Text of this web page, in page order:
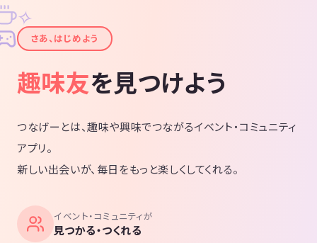
✦
✧
さあ、はじめよう
趣味友を見つけよう
つなげーとは、趣味や興味でつながるイベント・コミュニティ
アプリ。
新しい出会いが、毎日をもっと楽しくしてくれる。
イベント・コミュニティが
見つかる・つくれる